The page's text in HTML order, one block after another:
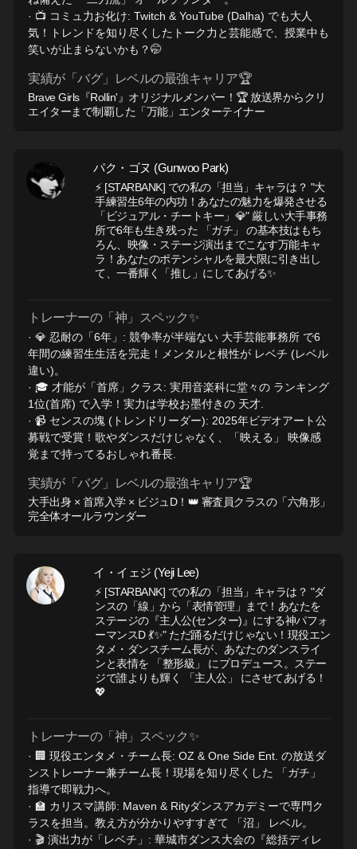
· 📺 コミュ力お化け: Twitch & YouTube (Dalha) でも大人
気！トレンドを知り尽くしたトーク力と芸能感で、授業中も
笑いが止まらないかも？🤭
実績が「バグ」レベルの最強キャリア🏆
Brave Girls『Rollin'』オリジナルメンバー！🏆 放送界からクリ
エイターまで制覇した「万能」エンターテイナー
パク・ゴヌ (Gunwoo Park)
⚡ [STARBANK] での私の「担当」キャラは？ "大
手練習生6年の内功！あなたの魅力を爆発させる
「ビジュアル・チートキー」💎" 厳しい大手事務
所で6年も生き残った 「ガチ」 の基本技はもち
ろん、映像・ステージ演出までこなす万能キャ
ラ！あなたのポテンシャルを最大限に引き出し
て、一番輝く「推し」にしてあげる✨
トレーナーの「神」スペック✨
· 💎 忍耐の「6年」: 競争率が半端ない 大手芸能事務所 で6
年間の練習生生活を完走！メンタルと根性が レベチ (レベル
違い)。
· 🎓 才能が「首席」クラス: 実用音楽科に堂々の ランキング
1位(首席) で入学！実力は学校お墨付きの 天才.
· 📹 センスの塊 (トレンドリーダー): 2025年ビデオアート公
募戦で受賞！歌やダンスだけじゃなく、「映える」 映像感
覚まで持ってるおしゃれ番長.
実績が「バグ」レベルの最強キャリア🏆
大手出身 × 首席入学 × ビジュD！👑 審査員クラスの「六角形」
完全体オールラウンダー
イ・イェジ (Yeji Lee)
⚡ [STARBANK] での私の「担当」キャラは？ "ダ
ンスの「線」から「表情管理」まで！あなたを
ステージの『主人公(センター)』にする神パフォ
ーマンスD 💃✨" ただ踊るだけじゃない！現役エン
タメ・ダンスチーム長が、あなたのダンスライ
ンと表情を 「整形級」 にプロデュース。ステー
ジで誰よりも輝く 「主人公」 にさせてあげる！
💖
トレーナーの「神」スペック✨
· 🏢 現役エンタメ・チーム長: OZ & One Side Ent. の放送ダ
ンストレーナー兼チーム長！現場を知り尽くした 「ガチ」
指導で即戦力へ。
· 🏫 カリスマ講師: Maven & Rityダンスアカデミーで専門ク
ラスを担当。教え方が分かりやすすぎて 「沼」 レベル。
· 🎬 演出力が「レベチ」: 華城市ダンス大会の『総括ディレ